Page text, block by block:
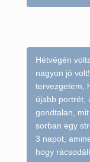
Hétvégén
nagyon jó
tervezgetem,
újabb portrét,
gondtalan,
sorban egy
3 napot,
hogy